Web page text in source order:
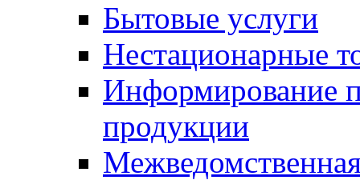
Бытовые услуги
Нестационарные
Информирование
продукции